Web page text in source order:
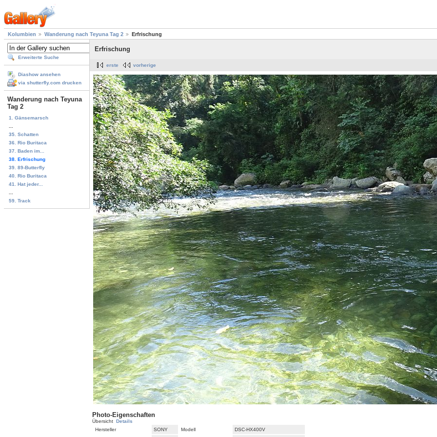
Kolumbien Wanderung nach Teyuna Tag 2 Erfrischung
Erweiterte Suche
Diashow ansehen
via shutterfly.com drucken
Wanderung nach Teyuna
Tag 2
1. Gänsemarsch
35. Schatten
36. Rio Buritaca
37. Baden im...
38. Erfrischung
39. 89-Butterfly
40. Rio Buritaca
41. Hat jeder...
59. Track
Erfrischung
erste vorherige
Photo-Eigenschaften
Übersicht Details
Hersteller
SONY Modell DSC-HX400V